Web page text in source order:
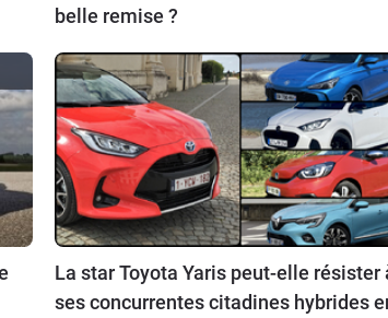
belle remise ?
La star Toyota Yaris peut-elle résister
ses concurrentes citadines hybrides